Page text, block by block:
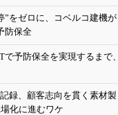
”をゼロに、コベルコ建機が
防保全
予防保全を実現するまで、
録、顧客志向を貫く素材製
化に進むワケ